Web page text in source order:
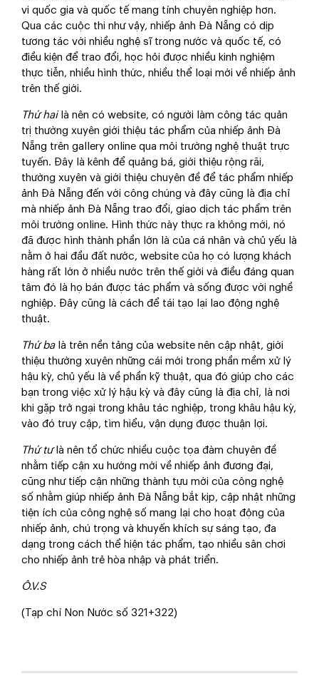
vi quốc gia và quốc tế mang tính chuyên nghiệp hơn.
Qua các cuộc thi như vậy, nhiếp ảnh Đà Nẵng có dịp
tương tác với nhiều nghệ sĩ trong nước và quốc tế, có
điều kiện để trao đổi, học hỏi được nhiều kinh nghiệm
thực tiễn, nhiều hình thức, nhiều thể loại mới về nhiếp ảnh
trên thế giới.
Thứ hai là nên có website, có người làm công tác quản
trị thường xuyên giới thiệu tác phẩm của nhiếp ảnh Đà
Nẵng trên gallery online qua môi trường nghệ thuật trực
tuyến. Đây là kênh để quảng bá, giới thiệu rộng rãi,
thường xuyên và giới thiệu chuyên đề để tác phẩm nhiếp
ảnh Đà Nẵng đến với công chúng và đây cũng là địa chỉ
mà nhiếp ảnh Đà Nẵng trao đổi, giao dịch tác phẩm trên
môi trường online. Hình thức này thực ra không mới, nó
đã được hình thành phần lớn là của cá nhân và chủ yếu là
nằm ở hai đầu đất nước, website của họ có lượng khách
hàng rất lớn ở nhiều nước trên thế giới và điều đáng quan
tâm đó là họ bán được tác phẩm và sống được với nghề
nghiệp. Đây cũng là cách để tái tạo lại lao động nghệ
thuật.
Thứ ba là trên nền tảng của website nên cập nhật, giới
thiệu thường xuyên những cái mới trong phần mềm xử lý
hậu kỳ, chủ yếu là về phần kỹ thuật, qua đó giúp cho các
bạn trong việc xử lý hậu kỳ và đây cũng là địa chỉ, là nơi
khi gặp trở ngại trong khâu tác nghiệp, trong khâu hậu kỳ,
vào đó truy cập, tìm hiểu, vận dụng được thuận lợi.
Thứ tư là nên tổ chức nhiều cuộc tọa đàm chuyên đề
nhằm tiếp cận xu hướng mới về nhiếp ảnh đương đại,
cũng như tiếp cận những thành tựu mới của công nghệ
số nhằm giúp nhiếp ảnh Đà Nẵng bắt kịp, cập nhật những
tiện ích của công nghệ số mang lại cho hoạt động của
nhiếp ảnh, chú trọng và khuyến khích sự sáng tạo, đa
dạng trong cách thể hiện tác phẩm, tạo nhiều sân chơi
cho nhiếp ảnh trẻ hòa nhập và phát triển.
Ô.V.S
(Tạp chí Non Nước số 321+322)